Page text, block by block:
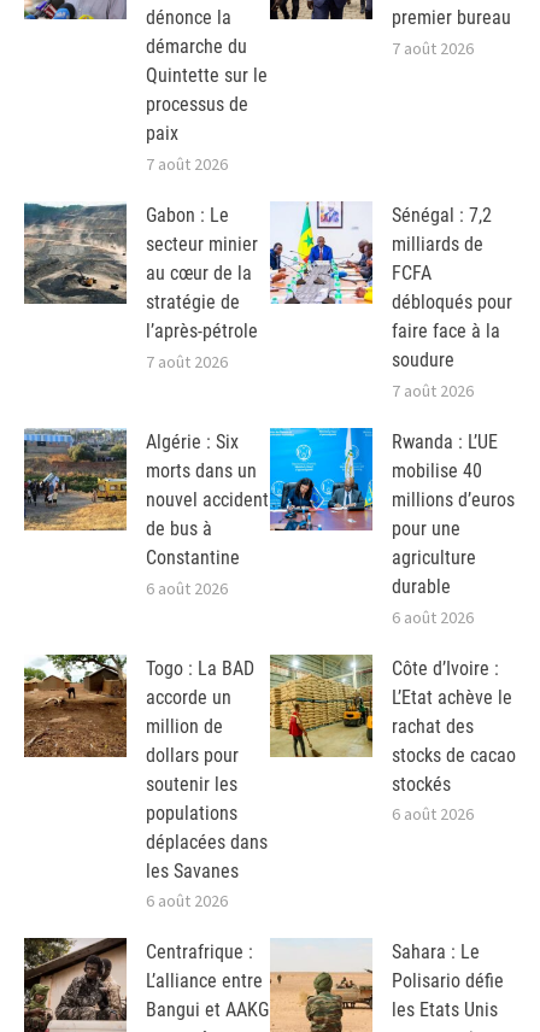
dénonce la
démarche du
Quintette sur le
processus de
paix
7 août 2026
premier bureau
7 août 2026
Gabon : Le
secteur minier
au cœur de la
stratégie de
l’après-pétrole
7 août 2026
Sénégal : 7,2
milliards de
FCFA
débloqués pour
faire face à la
soudure
7 août 2026
Algérie : Six
morts dans un
nouvel accident
de bus à
Constantine
6 août 2026
Rwanda : L’UE
mobilise 40
millions d’euros
pour une
agriculture
durable
6 août 2026
Togo : La BAD
accorde un
million de
dollars pour
soutenir les
populations
déplacées dans
les Savanes
6 août 2026
Côte d’Ivoire :
L’Etat achève le
rachat des
stocks de cacao
stockés
6 août 2026
Centrafrique :
L’alliance entre
Bangui et AAKG
Sahara : Le
Polisario défie
les Etats Unis